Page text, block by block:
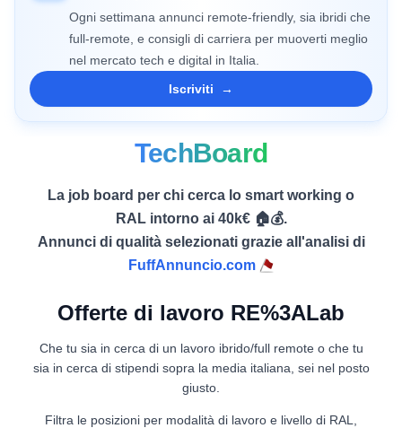
Ogni settimana annunci remote-friendly, sia ibridi che
full-remote, e consigli di carriera per muoverti meglio
nel mercato tech e digital in Italia.
Iscriviti
→
TechBoard
La job board per chi cerca lo smart working o
RAL intorno ai 40k€ 🏠💰.
Annunci di qualità selezionati grazie all'analisi di
FuffAnnuncio.com
Offerte di lavoro RE%3ALab
Che tu sia in cerca di un lavoro ibrido/full remote o che tu
sia in cerca di stipendi sopra la media italiana, sei nel posto
giusto.
Filtra le posizioni per modalità di lavoro e livello di RAL,